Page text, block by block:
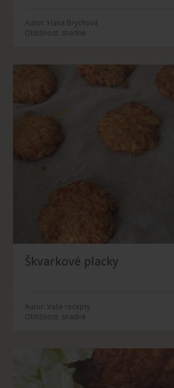
Autor: Hana Brychová
Obtížnost: snadné
Škvarkové placky
Autor: Vaše recepty
Obtížnost: snadné